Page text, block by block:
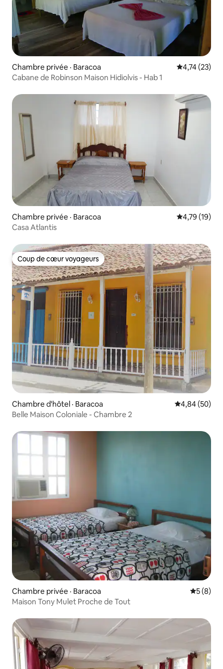
Chambre privée · Baracoa Note
4,74 (23)
Cabane de Robinson Maison Hidiolvis - Hab 1
Chambre privée · Baracoa Note
4,79 (19)
Casa Atlantis
Coup de cœur voyageurs
Coup de cœur voyageurs
Chambre d'hôtel · Baracoa Note
4,84 (50)
Belle Maison Coloniale - Chambre 2
Chambre privée · Baracoa Note
5 (8)
Maison Tony Mulet Proche de Tout